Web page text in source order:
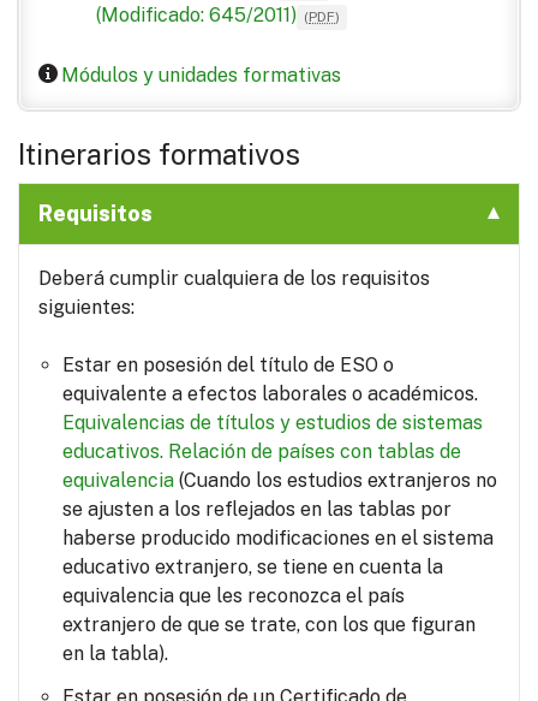
(Modificado: 645/2011) (PDF)
Módulos y unidades formativas
Itinerarios formativos
Requisitos
Deberá cumplir cualquiera de los requisitos
siguientes:
Estar en posesión del título de ESO o
equivalente a efectos laborales o académicos.
Equivalencias de títulos y estudios de sistemas
educativos. Relación de países con tablas de
equivalencia (Cuando los estudios extranjeros no
se ajusten a los reflejados en las tablas por
haberse producido modificaciones en el sistema
educativo extranjero, se tiene en cuenta la
equivalencia que les reconozca el país
extranjero de que se trate, con los que figuran
en la tabla).